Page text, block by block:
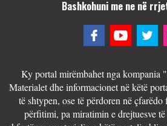
Bashkohuni me ne në
Ky portal mirëmbahet nga kompania
Materialet dhe informacionet në këtë
të shtypen, ose të përdoren në
përfitimi, pa miratimin e drejtuesve